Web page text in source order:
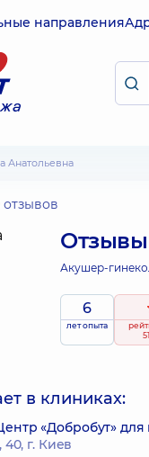
направления
Анатольевна
отзывов
Акушер-
6
лет опыта
в клиниках:
«Добробут»
г. Киев